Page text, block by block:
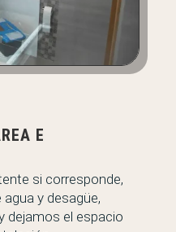
E
si corresponde,
y desagüe,
dejamos el espacio